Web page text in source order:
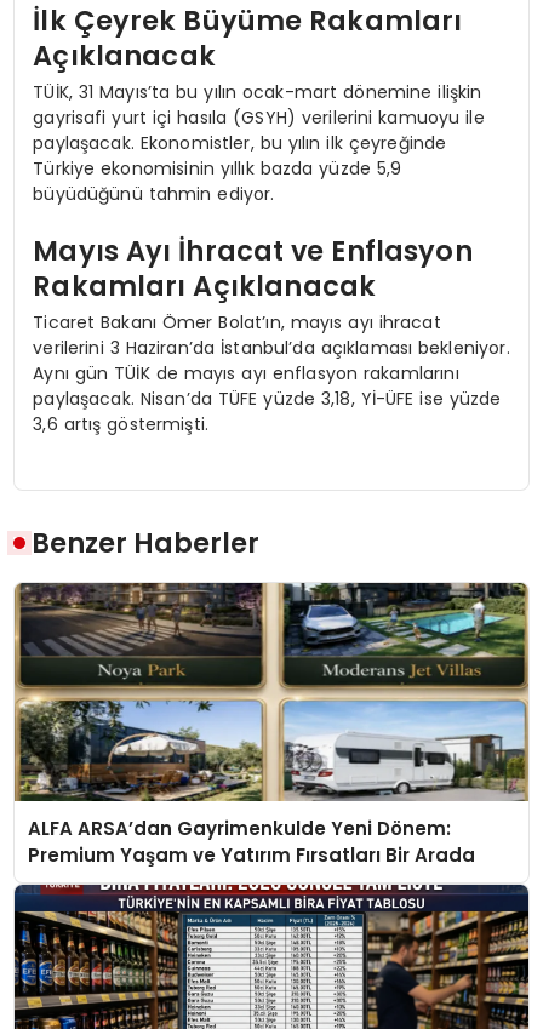
İlk Çeyrek Büyüme Rakamları
Açıklanacak
TÜİK, 31 Mayıs’ta bu yılın ocak-mart dönemine ilişkin
gayrisafi yurt içi hasıla (GSYH) verilerini kamuoyu ile
paylaşacak. Ekonomistler, bu yılın ilk çeyreğinde
Türkiye ekonomisinin yıllık bazda yüzde 5,9
büyüdüğünü tahmin ediyor.
Mayıs Ayı İhracat ve Enflasyon
Rakamları Açıklanacak
Ticaret Bakanı Ömer Bolat’ın, mayıs ayı ihracat
verilerini 3 Haziran’da İstanbul’da açıklaması bekleniyor.
Aynı gün TÜİK de mayıs ayı enflasyon rakamlarını
paylaşacak. Nisan’da TÜFE yüzde 3,18, Yİ-ÜFE ise yüzde
3,6 artış göstermişti.
Benzer Haberler
ALFA ARSA’dan Gayrimenkulde Yeni Dönem:
Premium Yaşam ve Yatırım Fırsatları Bir Arada